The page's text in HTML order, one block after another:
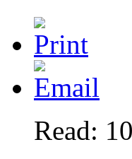
Read: